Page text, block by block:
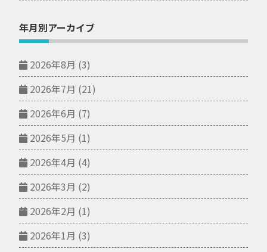
年月別アーカイブ
2026年8月 (3)
2026年7月 (21)
2026年6月 (7)
2026年5月 (1)
2026年4月 (4)
2026年3月 (2)
2026年2月 (1)
2026年1月 (3)